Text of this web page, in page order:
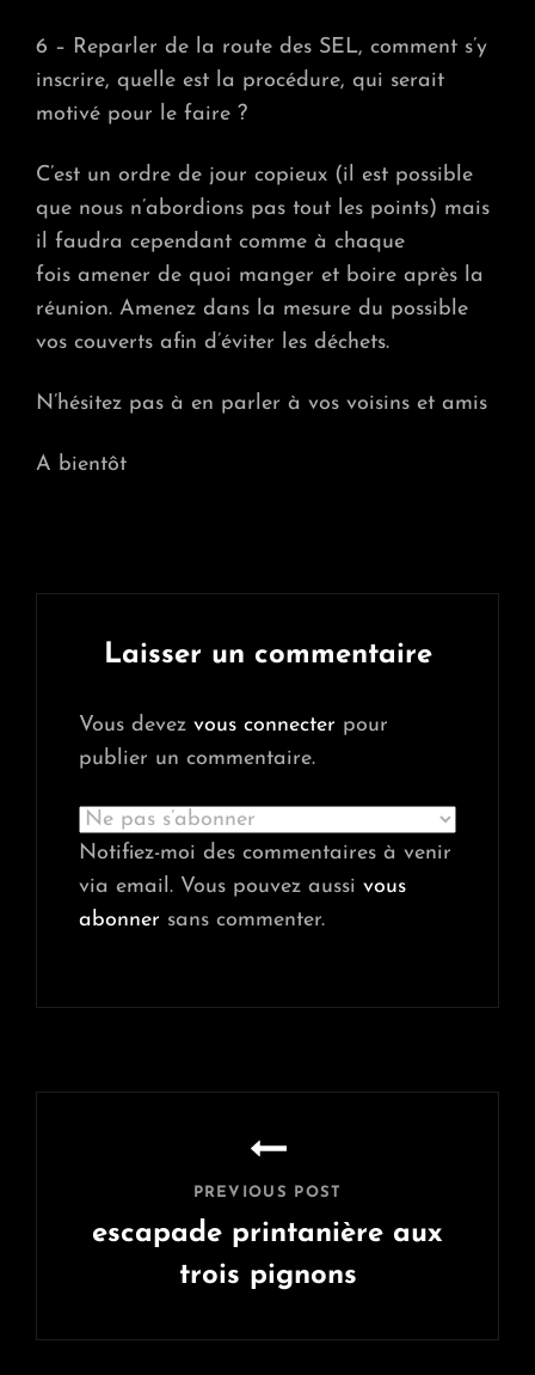
6 – Reparler de la route des SEL, comment s’y
inscrire, quelle est la procédure, qui serait
motivé pour le faire ?
C’est un ordre de jour copieux (il est possible
que nous n’abordions pas tout les points) mais
il faudra cependant comme à chaque
fois amener de quoi manger et boire après la
réunion. Amenez dans la mesure du possible
vos couverts afin d’éviter les déchets.
N’hésitez pas à en parler à vos voisins et amis
A bientôt
Laisser un commentaire
Vous devez vous connecter pour
publier un commentaire.
Notifiez-moi des commentaires à venir
via email. Vous pouvez aussi vous
abonner sans commenter.
PREVIOUS POST
escapade printanière aux
trois pignons
Post